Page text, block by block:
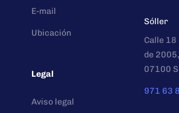
E-mail
Ubicación
Legal
Aviso legal
Sóller
Calle 18
de
07100
971 63